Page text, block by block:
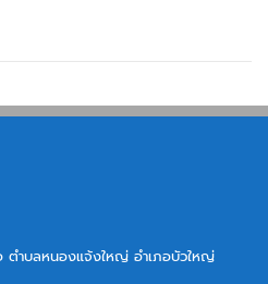
ำบลหนองแจ้งใหญ่ อำเภอบัวใหญ่